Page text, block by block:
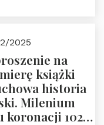
2025
na
książki
historia
Milenium
koronacji 1025-